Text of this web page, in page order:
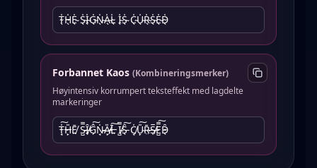
T̴̖̍H̴̖̍E̴̖̍ S̴̖̍I̴̖̍G̴̖̍N̴̖̍A̴̖̍L̴̖̍ I̴̖̍S̴̖̍ C̴̖̍U̴̖̍R̴̖̍S̴̖̍E̴̖̍D̴̖̍
Forbannet Kaos (Kombineringsmerker)
Høyintensiv korrumpert teksteffekt med lagdelte
markeringer
T̵̘̍͠H̶̷̙̎Ē͏̸̤ S̵̷̺̿Ȋ̶̸̖Ĝ͏̗͠N̴̷̘̍A̵̸̙̎L̶̤̄͠ I̴̸̺̿S̵̖̑͠ C̍͏̸̘U̴̙̎͠R̵̷̤̄S̶̸̩̅E̿͏̺͠D̴̷̖̑